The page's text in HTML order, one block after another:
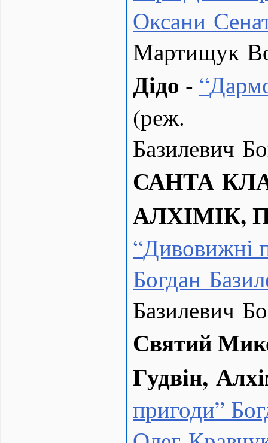
Оксани
Мартищук
Дідо - “
(реж.
Базилевич
САНТА
АЛХІМІК,
“Дивовижні
Богдан
Базилевич
Святий
Гудвін,
пригоди”